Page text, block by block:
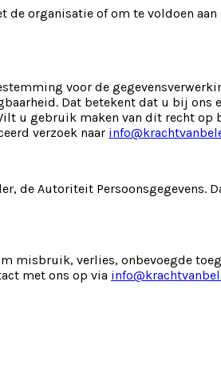
organisatie of om te voldoen
voor de
Dat betekent dat u bij ons
u gebruik maken van dit recht op
verzoek naar
de Autoriteit Persoonsgegevens.
misbruik, verlies, onbevoegde
met ons op via